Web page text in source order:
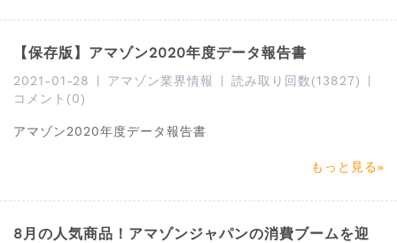
【保存版】アマゾン2020年度データ報告書
2021-01-28 アマゾン業界情報 読み取り回数(13827)
コメント(0)
アマゾン2020年度データ報告書
もっと見る
8月の人気商品！アマゾンジャパンの消費ブームを迎